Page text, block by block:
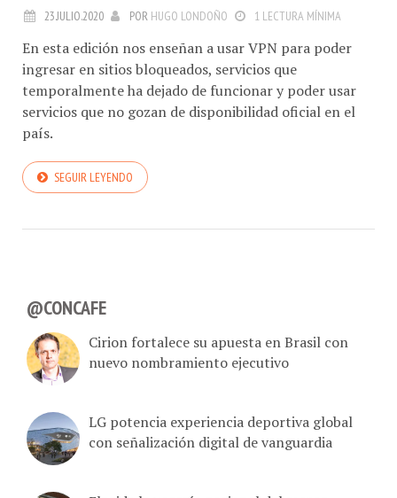
23.JULIO.2020 POR HUGO LONDOÑO 1 LECTURA MÍNIMA
En esta edición nos enseñan a usar VPN para poder
ingresar en sitios bloqueados, servicios que
temporalmente ha dejado de funcionar y poder usar
servicios que no gozan de disponibilidad oficial en el
país.
SEGUIR LEYENDO
@CONCAFE
Cirion fortalece su apuesta en Brasil con
nuevo nombramiento ejecutivo
LG potencia experiencia deportiva global
con señalización digital de vanguardia